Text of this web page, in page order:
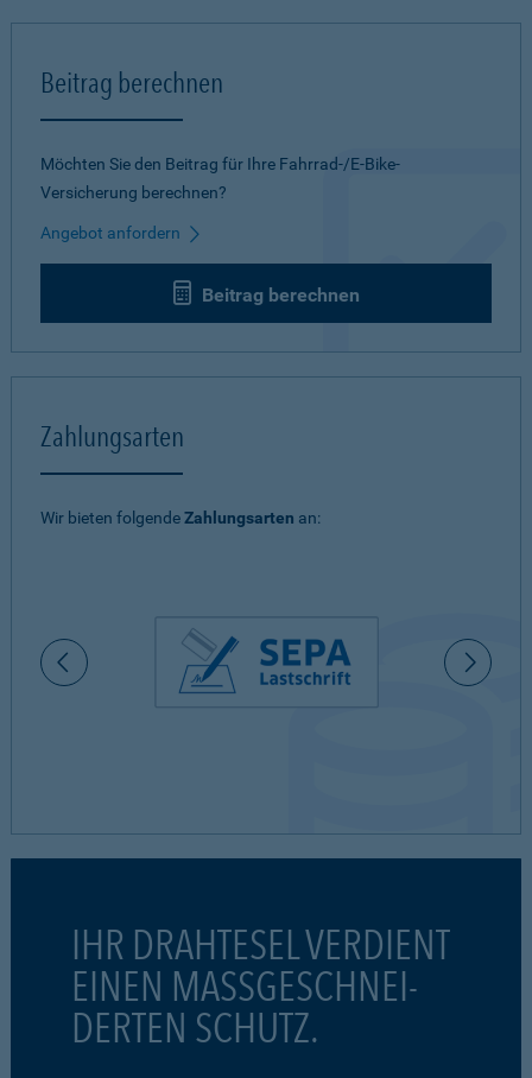
Beitrag berechnen
Möchten Sie den Beitrag für Ihre Fahrrad-/E-Bike-
Versicherung berechnen?
Angebot anfordern
Beitrag berechnen
Zahlungsarten
Wir bieten folgendeZahlungsarten an:
IHR DRAHTESEL VERDIENT
EINEN MASSGESCHNEI-
DERTEN SCHUTZ.